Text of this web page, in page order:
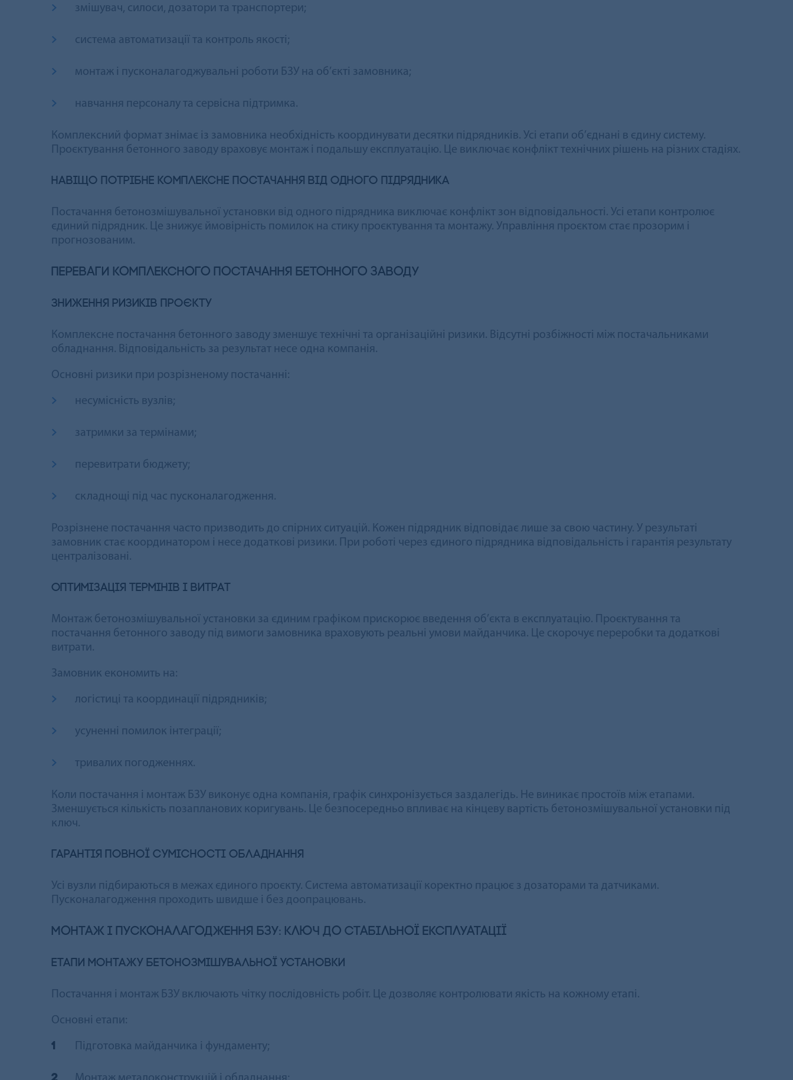
змішувач, силоси, дозатори та транспортери;
система автоматизації та контроль якості;
монтаж і пусконалагоджувальні роботи БЗУ на об’єкті замовника;
навчання персоналу та сервісна підтримка.
Комплексний формат знімає із замовника необхідність координувати десятки підрядників. Усі етапи об’єднані в єдину систему.
Проєктування бетонного заводу враховує монтаж і подальшу експлуатацію. Це виключає конфлікт технічних рішень на різних стадіях.
Навіщо потрібне комплексне постачання від одного підрядника
Постачання бетонозмішувальної установки від одного підрядника виключає конфлікт зон відповідальності. Усі етапи контролює
єдиний підрядник. Це знижує ймовірність помилок на стику проєктування та монтажу. Управління проєктом стає прозорим і
прогнозованим.
Переваги комплексного постачання бетонного заводу
Зниження ризиків проєкту
Комплексне постачання бетонного заводу зменшує технічні та організаційні ризики. Відсутні розбіжності між постачальниками
обладнання. Відповідальність за результат несе одна компанія.
Основні ризики при розрізненому постачанні:
несумісність вузлів;
затримки за термінами;
перевитрати бюджету;
складнощі під час пусконалагодження.
Розрізнене постачання часто призводить до спірних ситуацій. Кожен підрядник відповідає лише за свою частину. У результаті
замовник стає координатором і несе додаткові ризики. При роботі через єдиного підрядника відповідальність і гарантія результату
централізовані.
Оптимізація термінів і витрат
Монтаж бетонозмішувальної установки за єдиним графіком прискорює введення об’єкта в експлуатацію. Проєктування та
постачання бетонного заводу під вимоги замовника враховують реальні умови майданчика. Це скорочує переробки та додаткові
витрати.
Замовник економить на:
логістиці та координації підрядників;
усуненні помилок інтеграції;
тривалих погодженнях.
Коли постачання і монтаж БЗУ виконує одна компанія, графік синхронізується заздалегідь. Не виникає простоїв між етапами.
Зменшується кількість позапланових коригувань. Це безпосередньо впливає на кінцеву вартість бетонозмішувальної установки під
ключ.
Гарантія повної сумісності обладнання
Усі вузли підбираються в межах єдиного проєкту. Система автоматизації коректно працює з дозаторами та датчиками.
Пусконалагодження проходить швидше і без доопрацювань.
Монтаж і пусконалагодження БЗУ: ключ до стабільної експлуатації
Етапи монтажу бетонозмішувальної установки
Постачання і монтаж БЗУ включають чітку послідовність робіт. Це дозволяє контролювати якість на кожному етапі.
Основні етапи:
Підготовка майданчика і фундаменту;